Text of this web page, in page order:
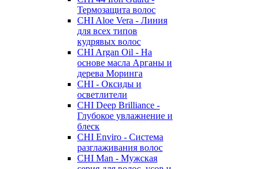
Термозащита волос
CHI Aloe Vera - Линия
для всех типов
кудрявых волос
CHI Argan Oil - На
основе масла Арганы и
дерева Моринга
CHI - Оксиды и
осветлители
CHI Deep Brilliance -
Глубокое увлажнение и
блеск
CHI Enviro - Система
разглаживания волос
CHI Man - Мужская